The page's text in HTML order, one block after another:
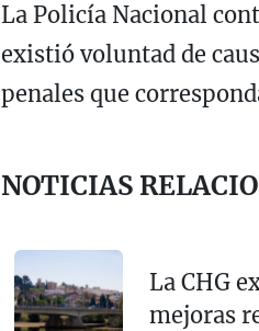
La Policía Nacional
existió voluntad de
penales que
NOTICIAS
La CHG
mejoras